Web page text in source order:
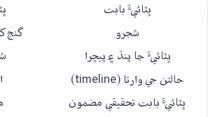
ڀٽائيءَ بابت
شجرو
ڀٽائيءَ جا پنڌ ۽ پيچرا
حالتن جي وارتا (timeline)
ڀٽائيءَ بابت تحقيقي مضمون
گنج